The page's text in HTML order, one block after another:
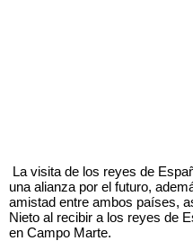
La visita de los reyes de
una alianza por el futuro,
amistad entre ambos países,
Nieto al recibir a los reyes de
en Campo Marte.